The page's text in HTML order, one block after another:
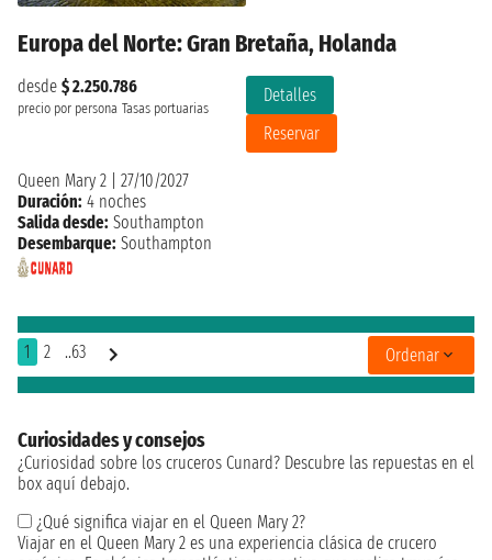
Europa del Norte: Gran Bretaña, Holanda
desde $ 2.250.786
precio por persona Tasas portuarias
Detalles
Reservar
Queen Mary 2
27/10/2027
Duración: 4 noches
Salida desde: Southampton
Desembarque: Southampton
1 2 ..63 Ordenar
Curiosidades y consejos
¿Curiosidad sobre los cruceros Cunard? Descubre las repuestas en el
box aquí debajo.
¿Qué significa viajar en el Queen Mary 2?
Viajar en el Queen Mary 2 es una experiencia clásica de crucero